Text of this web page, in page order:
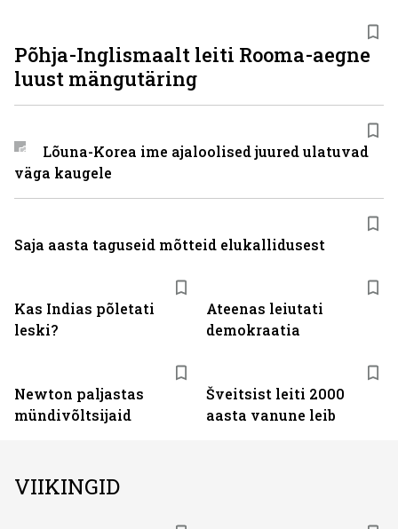
Kas Indias põletati
leski?
Ateenas leiutati
demokraatia
Newton paljastas
mündivõltsijaid
Šveitsist leiti 2000
aasta vanune leib
Põhja-Inglismaalt leiti Rooma-aegne
luust mängutäring
Lõuna-Korea ime ajaloolised juured ulatuvad
väga kaugele
Saja aasta taguseid mõtteid elukallidusest
VIIKINGID